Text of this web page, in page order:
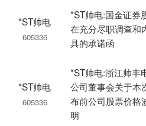
*ST帅电
605336
*ST帅电:国金证券
在充分尽职调查和
具的承诺函
*ST帅电
605336
*ST帅电:浙江帅丰
公司董事会关于本
布前公司股票价格
明